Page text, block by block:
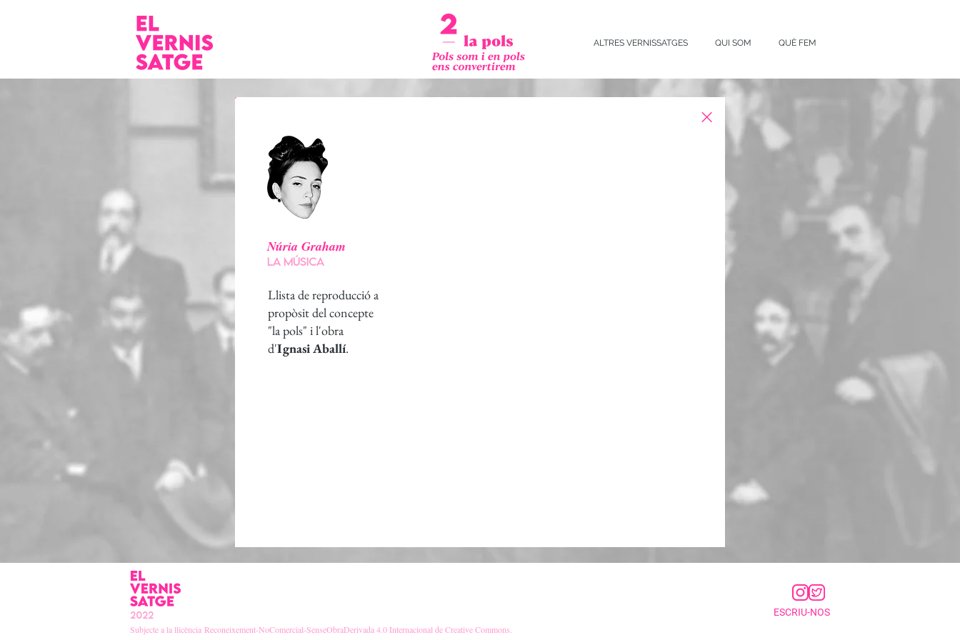
ALTRES VERNISSATGES QUI SOM QUÈ FEM
Llista de reproduccióa
propòsit del concepte
"la pols" i l'obra
d'Ignasi Aballí.
Núria Graham
LA MÚSICA
2022
ESCRIU-NOS
Subjecte a la llicència Reconeixement-NoComercial-SenseObraDerivada 4.0 Internacional de Creative Commons